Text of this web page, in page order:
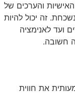
והערכים של
זה יכול להיות
ועד לאנימציה
חשובה.
את חווית